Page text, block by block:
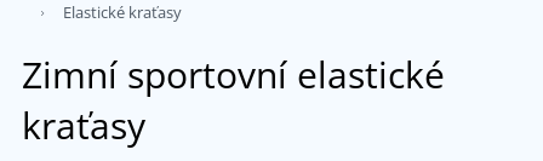
Elastické kraťasy
Zimní sportovní elastické
kraťasy